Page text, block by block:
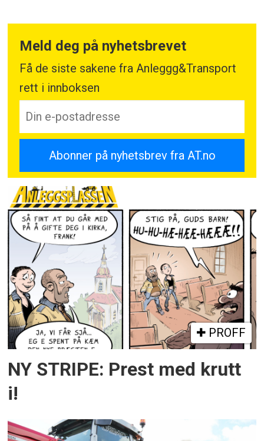
Meld deg på nyhetsbrevet
Få de siste sakene fra Anleggg&Transport
rett i innboksen
PROFF
NY STRIPE: Prest med krutt
i!